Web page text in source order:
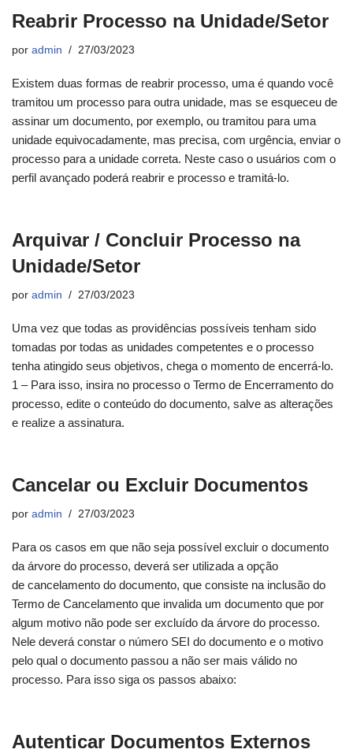
Reabrir Processo na Unidade/Setor
por admin 27/03/2023
Existem duas formas de reabrir processo, uma é quando você
tramitou um processo para outra unidade, mas se esqueceu de
assinar um documento, por exemplo, ou tramitou para uma
unidade equivocadamente, mas precisa, com urgência, enviar o
processo para a unidade correta. Neste caso o usuários com o
perfil avançado poderá reabrir e processo e tramitá-lo.
Arquivar / Concluir Processo na
Unidade/Setor
por admin 27/03/2023
Uma vez que todas as providências possíveis tenham sido
tomadas por todas as unidades competentes e o processo
tenha atingido seus objetivos, chega o momento de encerrá-lo.
1 – Para isso, insira no processo o Termo de Encerramento do
processo, edite o conteúdo do documento, salve as alterações
e realize a assinatura.
Cancelar ou Excluir Documentos
por admin 27/03/2023
Para os casos em que não seja possível excluir o documento
da árvore do processo, deverá ser utilizada a opção
de cancelamento do documento, que consiste na inclusão do
Termo de Cancelamento que invalida um documento que por
algum motivo não pode ser excluído da árvore do processo.
Nele deverá constar o número SEI do documento e o motivo
pelo qual o documento passou a não ser mais válido no
processo. Para isso siga os passos abaixo:
Autenticar Documentos Externos